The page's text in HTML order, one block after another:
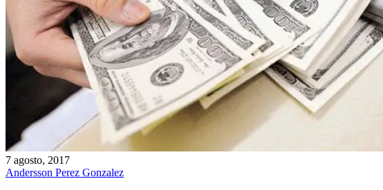
7 agosto, 2017
Andersson Perez Gonzalez